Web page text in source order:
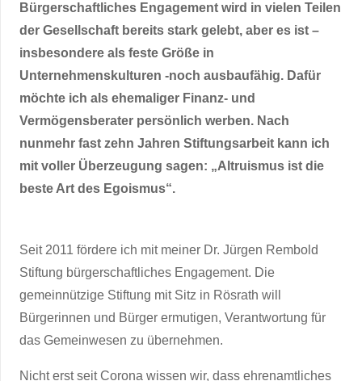
Bürgerschaftliches Engagement wird in vielen Teilen
der Gesellschaft bereits stark gelebt, aber es ist –
insbesondere als feste Größe in
Unternehmenskulturen -noch ausbaufähig. Dafür
möchte ich als ehemaliger Finanz- und
Vermögensberater persönlich werben. Nach
nunmehr fast zehn Jahren Stiftungsarbeit kann ich
mit voller Überzeugung sagen: „Altruismus ist die
beste Art des Egoismus“.
Seit 2011 fördere ich mit meiner Dr. Jürgen Rembold
Stiftung bürgerschaftliches Engagement. Die
gemeinnützige Stiftung mit Sitz in Rösrath will
Bürgerinnen und Bürger ermutigen, Verantwortung für
das Gemeinwesen zu übernehmen.
Nicht erst seit Corona wissen wir, dass ehrenamtliches